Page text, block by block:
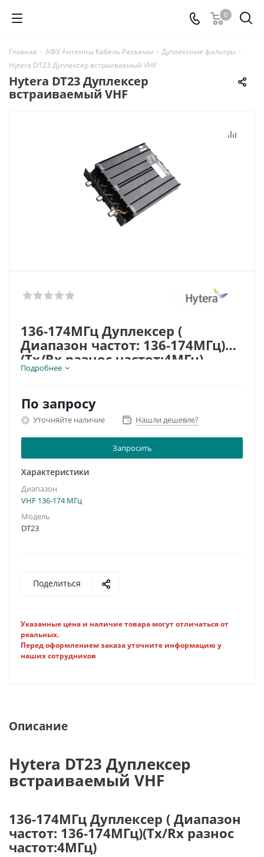
0
Главная - АФУ Антенны Кабель Разъемы - Дуплексные фильтры -
Hytera DT23 Дуплексер встраиваемый VHF
Hytera DT23 Дуплексер
встраиваемый VHF
136-174МГц Дуплексер (
Диапазон частот: 136-174МГц)
(Tx/Rx разнос частот:4МГц)
Подробнее
По запросу
Уточняйте наличие Нашли дешевле?
Запросить
Характеристики
Диапазон
VHF 136-174 МГц
Модель
DT23
Поделиться
Указанные цена и наличие товара могут отличаться от
реальных.
Перед оформлением заказа уточните информацию у
наших сотрудников
Описание
Hytera DT23 Дуплексер
встраиваемый VHF
136-174МГц Дуплексер ( Диапазон
частот: 136-174МГц)(Tx/Rx разнос
частот:4МГц)